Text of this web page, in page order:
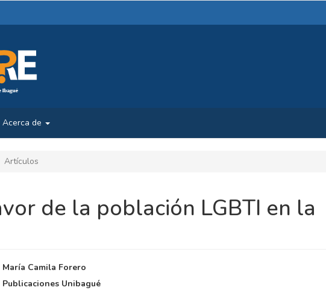
Acerca de
Artículos
de la población LGBTI en la
CONTENIDO
PRINCIPAL
María Camila Forero
Publicaciones Unibagué